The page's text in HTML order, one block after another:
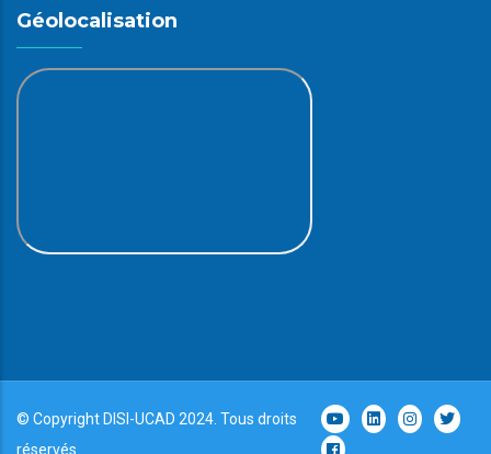
Géolocalisation
© Copyright DISI -UCAD 2024. Tous droits
réservés.